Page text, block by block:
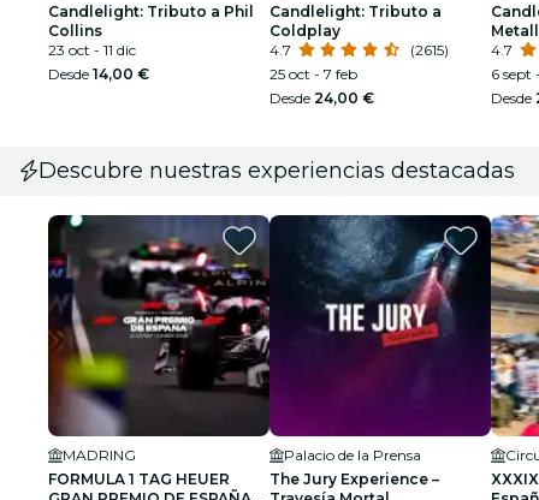
Candlelight: Tributo a Phil
Collins
23 oct - 11 dic
Desde 14,00 €
Candlelight: Tributo a
Coldplay
4.7
(2615)
25 oct - 7 feb
Desde 24,00 €
4.7
6 sept
Desde
Descubre nuestras experiencias destacadas
MADRING
FORMULA 1 TAG HEUER
Palacio de la Prensa
The Jury Experience –